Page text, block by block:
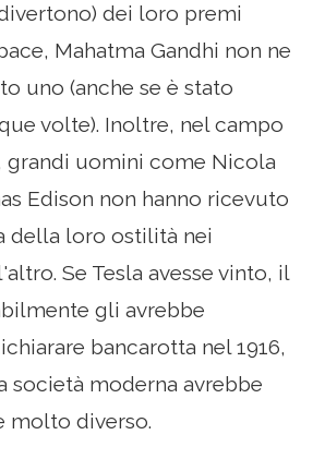
dei loro premi
Mahatma Gandhi non ne
uno (anche se è stato
volte). Inoltre, nel campo
grandi uomini come Nicola
Edison non hanno ricevuto
della loro ostilità nei
Se Tesla avesse vinto, il
gli avrebbe
bancarotta nel 1916,
società moderna avrebbe
molto diverso.